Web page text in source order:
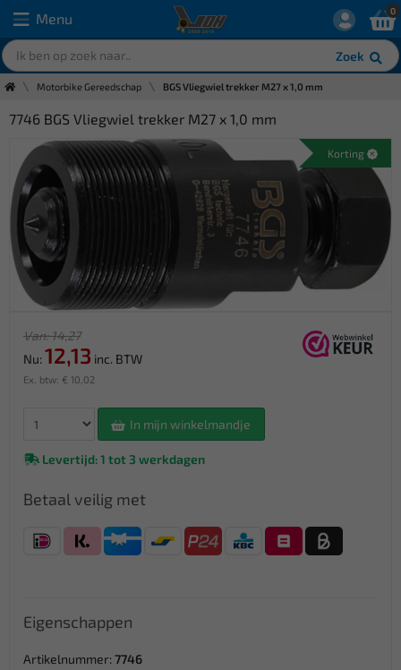
Menu
Zoek
0
Motorbike Gereedschap BGS Vliegwiel trekker M27 x 1,0 mm
7746 BGS Vliegwiel trekker M27 x 1,0 mm
Korting
Van: 14,27
Nu: 12,13 inc. BTW
Ex. btw: € 10,02
In mijn winkelmandje
Levertijd: 1 tot 3 werkdagen
Betaal veilig met
Eigenschappen
Artikelnummer: 7746